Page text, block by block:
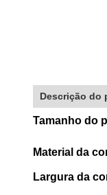
Descrição do
Tamanho do
Material da
Largura da